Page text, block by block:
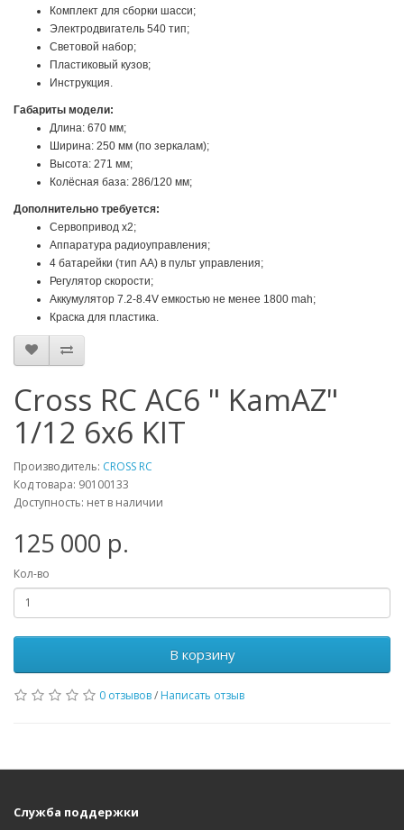
Комплект для сборки шасси;
Электродвигатель 540 тип;
Световой набор;
Пластиковый кузов;
Инструкция.
Габариты модели:
Длина: 670 мм;
Ширина: 250 мм (по зеркалам);
Высота: 271 мм;
Колёсная база: 286/120 мм;
Дополнительно требуется:
Cервопривод x2;
Аппаратура радиоуправления;
4 батарейки (тип АА) в пульт управления;
Регулятор скорости;
Аккумулятор 7.2-8.4V емкостью не менее 1800 mah;
Краска для пластика.
Cross RC AC6 " KamAZ"
1/12 6x6 KIT
Производитель: CROSS RC
Код товара: 90100133
Доступность: нет в наличии
125 000 р.
Кол-во
В корзину
0 отзывов/ Написать отзыв
Служба поддержки